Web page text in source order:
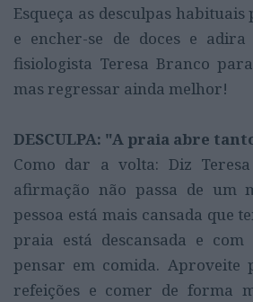
Esqueça as desculpas
e encher-se de doces e
fisiologista Teresa Branco
mas regressar ainda melhor!
DESCULPA: "A praia abre
Como dar a volta: Diz
afirmação não passa de um
pessoa está mais cansada que
praia está descansada e
pensar em comida. Aproveite
refeições e comer de forma